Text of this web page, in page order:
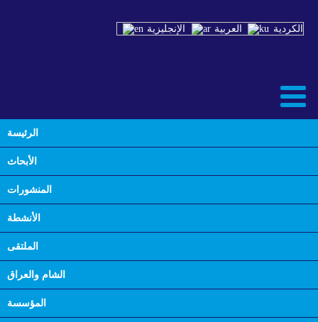
الإنجليزية العربية الكردية
الرئيسة
الأبحاث
المنشورات
الأنشطة
الملتقی
الشام والعراق
المؤسسة
0